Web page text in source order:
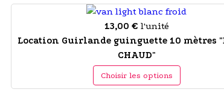
13,00 € l'unité
Location Guirlande guinguette 10 mètres
CHAUD"
Choisir les options